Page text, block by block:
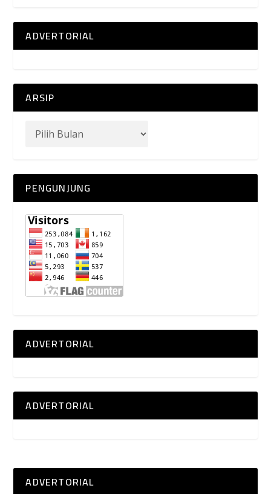
ADVERTORIAL
ARSIP
PENGUNJUNG
ADVERTORIAL
ADVERTORIAL
ADVERTORIAL